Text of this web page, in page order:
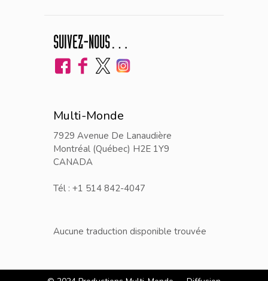
SUIVEZ-NOUS…
Multi-Monde
7929 Avenue De Lanaudière
Montréal (Québec) H2E 1Y9
CANADA
Tél : +1 514 842-4047
Aucune traduction disponible trouvée